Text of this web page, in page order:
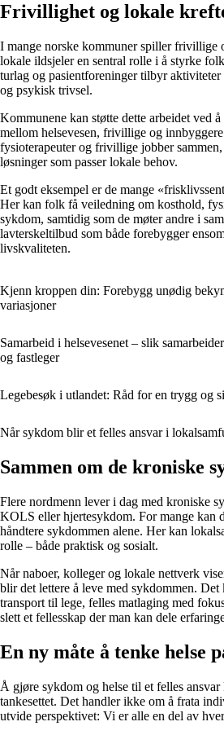
Frivillighet og lokale
I mange norske kommuner spiller frivillige
lokale ildsjeler en sentral rolle i å styrke
turlag og pasientforeninger tilbyr
og psykisk trivsel.
Kommunene kan støtte dette arbeidet ved
mellom helsevesen, frivillige og
fysioterapeuter og frivillige jobber
løsninger som passer lokale behov.
Et godt eksempel er de mange
Her kan folk få veiledning om kosthold,
sykdom, samtidig som de møter andre i
lavterskeltilbud som både forebygger
livskvaliteten.
Kjenn kroppen din: Forebygg unødig
variasjoner
Samarbeid i helsevesenet – slik
og fastleger
Legebesøk i utlandet: Råd for en trygg og
Når sykdom blir et felles ansvar i
Sammen om de kroniske
Flere nordmenn lever i dag med kroniske
KOLS eller hjertesykdom. For mange kan
håndtere sykdommen alene. Her kan
rolle – både praktisk og sosialt.
Når naboer, kolleger og lokale nettverk
blir det lettere å leve med sykdommen.
transport til lege, felles matlaging med
slett et fellesskap der man kan dele
En ny måte å tenke helse
Å gjøre sykdom og helse til et felles
tankesettet. Det handler ikke om å frata
utvide perspektivet: Vi er alle en del av